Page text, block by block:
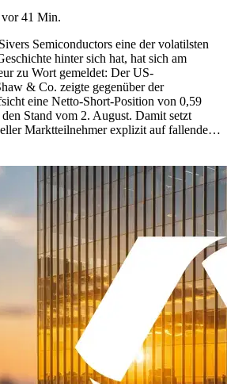
vor 41 Min.
Semiconductors eine der volatilsten
hinter sich hat, hat sich am
zu Wort gemeldet: Der US-
& Co. zeigte gegenüber der
eine Netto-Short-Position von 0,59
Stand vom 2. August. Damit setzt
Marktteilnehmer explizit auf fallende…